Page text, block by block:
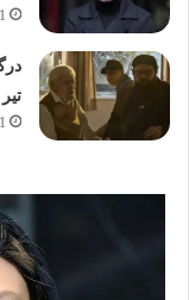
1 مرداد 1405
تیر 1405 +
31